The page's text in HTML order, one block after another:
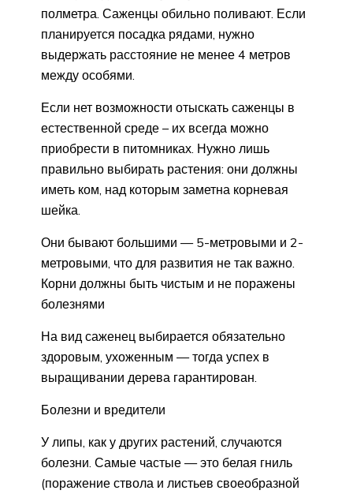
полметра. Саженцы обильно поливают. Если
планируется посадка рядами, нужно
выдержать расстояние не менее 4 метров
между особями.
Если нет возможности отыскать саженцы в
естественной среде – их всегда можно
приобрести в питомниках. Нужно лишь
правильно выбирать растения: они должны
иметь ком, над которым заметна корневая
шейка.
Они бывают большими — 5-метровыми и 2-
метровыми, что для развития не так важно.
Корни должны быть чистым и не поражены
болезнями
На вид саженец выбирается обязательно
здоровым, ухоженным — тогда успех в
выращивании дерева гарантирован.
Болезни и вредители
У липы, как у других растений, случаются
болезни. Самые частые — это белая гниль
(поражение ствола и листьев своеобразной